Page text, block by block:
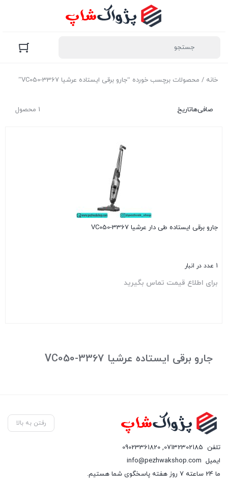
خانه / محصولات برچسب خورده “جارو برقی ایستاده عرشیا VC050-3367”
1 محصول صافی‌هاتاریخ
جارو برقی ایستاده طی دار عرشیا VC050-3367
1 عدد در انبار
برای اطلاع قیمت تماس بگیرید
جارو برقی ایستاده عرشیا VC050-3367
رفتن به بالا
تلفن 07132302185
,
09023361820
ایمیل info@pezhwakshop.com
ما 24 ساعته 7 روز هفته پاسخگوی شما هستیم.